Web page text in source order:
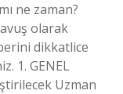
ne zaman?
olarak
dikkatlice
1. GENEL
Uzman